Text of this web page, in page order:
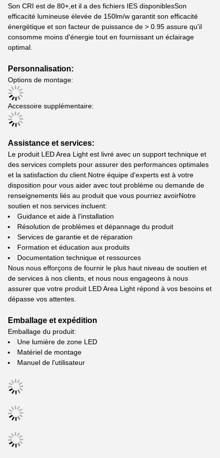
Son CRI est de 80+,et il a des fichiers IES disponiblesSon
efficacité lumineuse élevée de 150lm/w garantit son efficacité
énergétique et son facteur de puissance de > 0.95 assure qu'il
consomme moins d'énergie tout en fournissant un éclairage
optimal.
Personnalisation:
Options de montage:
Accessoire supplémentaire:
Assistance et services:
Le produit LED Area Light est livré avec un support technique et
des services complets pour assurer des performances optimales
et la satisfaction du client.Notre équipe d'experts est à votre
disposition pour vous aider avec tout problème ou demande de
renseignements liés au produit que vous pourriez avoirNotre
soutien et nos services incluent:
Guidance et aide à l'installation
Résolution de problèmes et dépannage du produit
Services de garantie et de réparation
Formation et éducation aux produits
Documentation technique et ressources
Nous nous efforçons de fournir le plus haut niveau de soutien et
de services à nos clients, et nous nous engageons à nous
assurer que votre produit LED Area Light répond à vos besoins et
dépasse vos attentes.
Emballage et expédition
Emballage du produit:
Une lumière de zone LED
Matériel de montage
Manuel de l'utilisateur